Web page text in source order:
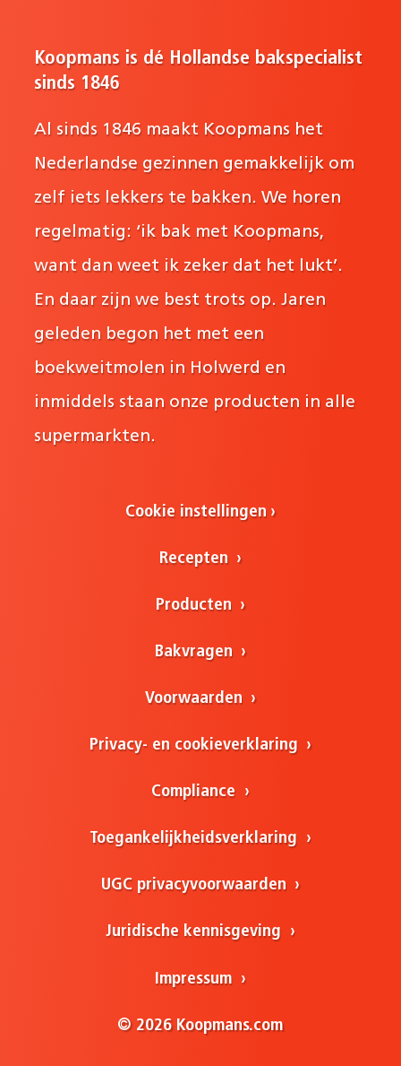
Koopmans is dé Hollandse bakspecialist
sinds 1846
Al sinds 1846 maakt Koopmans het
Nederlandse gezinnen gemakkelijk om
zelf iets lekkers te bakken. We horen
regelmatig: ‘ik bak met Koopmans,
want dan weet ik zeker dat het lukt’.
En daar zijn we best trots op. Jaren
geleden begon het met een
boekweitmolen in Holwerd en
inmiddels staan onze producten in alle
supermarkten.
Cookie instellingen
Recepten
Producten
Bakvragen
Voorwaarden
Privacy- en cookieverklaring
Compliance
Toegankelijkheidsverklaring
UGC privacyvoorwaarden
Juridische kennisgeving
Impressum
© 2026 Koopmans.com